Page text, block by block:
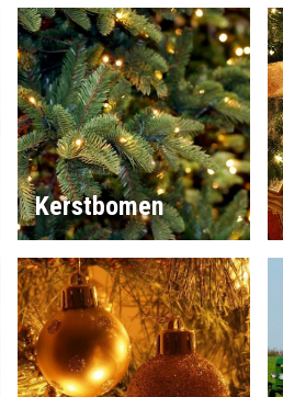
Kerstbomen